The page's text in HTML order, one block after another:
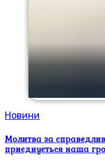
Новини
Молитва за
приєднується наша